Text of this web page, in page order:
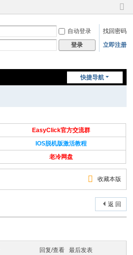
切
到
窄
自动登录
找回密码
登录 立即注册
快捷导航
EasyClick官方交流群
IOS脱机版激活教程
老冷网盘
收藏本版
返 回
回复/查看 最后发表